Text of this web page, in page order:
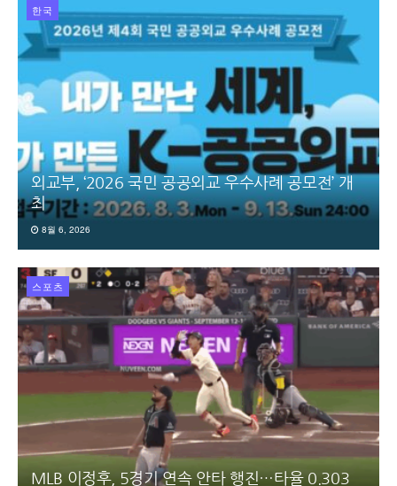
한국
외교부, ‘2026 국민 공공외교 우수사례 공모전’ 개
최
8월 6, 2026
스포츠
MLB 이정후, 5경기 연속 안타 행진…타율 0.303